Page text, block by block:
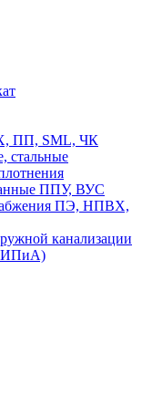
ПП, SML, ЧК
стальные
ППУ, ВУС
ПЭ, НПВХ,
канализации